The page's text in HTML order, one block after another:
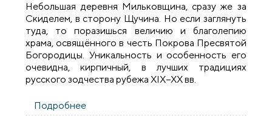
Небольшая деревня Мильковщина, сразу же за
Скиделем, в сторону Щучина. Но если заглянуть
туда, то поразишься величию и благолепию
храма, освящённого в честь Покрова Пресвятой
Богородицы. Уникальность и особенность его
очевидна, кирпичный, в лучших традициях
русского зодчества рубежа ХIХ−ХХ вв.
Подробнее
деревне Мильковщина